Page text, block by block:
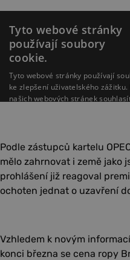
Podle zástupců kartelu
mělo zahrnovat i země jako
prohlášení již reagoval
ochoten jednat o uzavření
Vzhledem k novým
konci března se cena ropy